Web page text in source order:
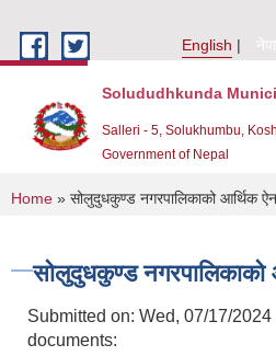
English
Solududhkunda
Salleri - 5, Solukhumbu,
Government of Nepal
You are here
Home » सोलुदुधकुण्ड नगरपालिकाको आर्थिक
सोलुदुधकुण्ड
Submitted on: Wed, 07/17/2024
documents: